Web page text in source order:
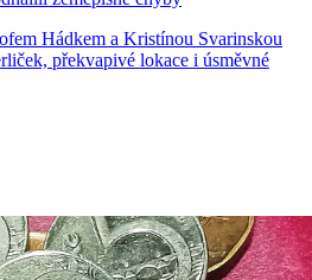
Hádkem a Kristínou Svarinskou
překvapivé lokace i úsměvné